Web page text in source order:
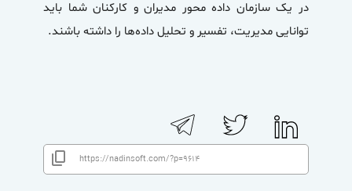
در یک سازمان داده محور مدیران و کارکنان شما باید
توانایی مدیریت، تفسیر و تحلیل داده‌ها را داشته باشند.